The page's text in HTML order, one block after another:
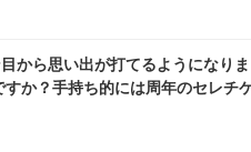
から思い出が打てるようになり
か？手持ち的には周年のセレチ